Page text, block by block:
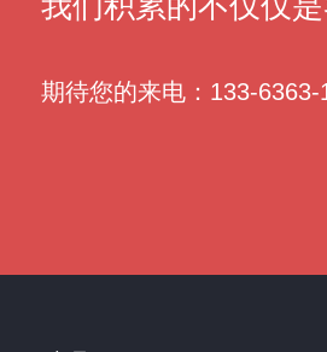
期待您的来电： 133-6363-